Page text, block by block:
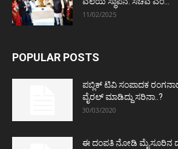
11/02/2025
POPULAR POSTS
ಪಬ್ಲಿಕ್ ಟಿವಿ ಸಂಪಾದಕ
ವೈರಲ್ ಮಾಡಿದ್ದು ಸರಿನಾ..?
30/03/2020
ಈ ದಂಪತಿ ನೋಡಿ ಮೈಸೂರಿನ